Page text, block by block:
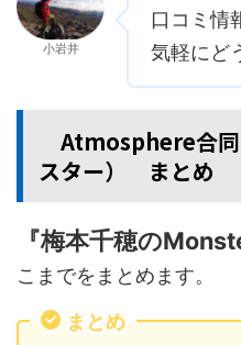
小岩井
口コミ情
気軽にど
Atmosphere合
スター） まとめ
『梅本千穂の
こまでをまとめます。
まとめ